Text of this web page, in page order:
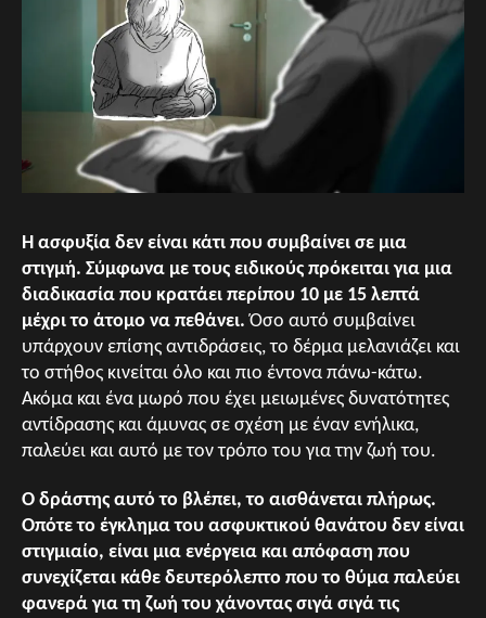
Η ασφυξία δεν είναι κάτι που συμβαίνει σε μια
στιγμή. Σύμφωνα με τους ειδικούς πρόκειται για μια
διαδικασία που κρατάει περίπου 10 με 15 λεπτά
μέχρι το άτομο να πεθάνει. Όσο αυτό συμβαίνει
υπάρχουν επίσης αντιδράσεις, το δέρμα μελανιάζει και
το στήθος κινείται όλο και πιο έντονα πάνω-κάτω.
Ακόμα και ένα μωρό που έχει μειωμένες δυνατότητες
αντίδρασης και άμυνας σε σχέση με έναν ενήλικα,
παλεύει και αυτό με τον τρόπο του για την ζωή του.
Ο δράστης αυτό το βλέπει, το αισθάνεται πλήρως.
Οπότε το έγκλημα του ασφυκτικού θανάτου δεν είναι
στιγμιαίο, είναι μια ενέργεια και απόφαση που
συνεχίζεται κάθε δευτερόλεπτο που το θύμα παλεύει
φανερά για τη ζωή του χάνοντας σιγά σιγά τις